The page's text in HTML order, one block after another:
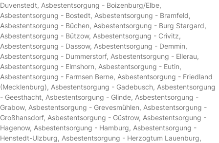
Duvenstedt, Asbestentsorgung - Boizenburg/Elbe,
Asbestentsorgung - Bostedt, Asbestentsorgung - Bramfeld,
Asbestentsorgung - Büchen, Asbestentsorgung - Burg Stargard,
Asbestentsorgung - Bützow, Asbestentsorgung - Crivitz,
Asbestentsorgung - Dassow, Asbestentsorgung - Demmin,
Asbestentsorgung - Dummerstorf, Asbestentsorgung - Ellerau,
Asbestentsorgung - Elmshorn, Asbestentsorgung - Eutin,
Asbestentsorgung - Farmsen Berne, Asbestentsorgung - Friedland
(Mecklenburg), Asbestentsorgung - Gadebusch, Asbestentsorgung
- Geesthacht, Asbestentsorgung - Glinde, Asbestentsorgung -
Grabow, Asbestentsorgung - Grevesmühlen, Asbestentsorgung -
Großhansdorf, Asbestentsorgung - Güstrow, Asbestentsorgung -
Hagenow, Asbestentsorgung - Hamburg, Asbestentsorgung -
Henstedt-Ulzburg, Asbestentsorgung - Herzogtum Lauenburg,